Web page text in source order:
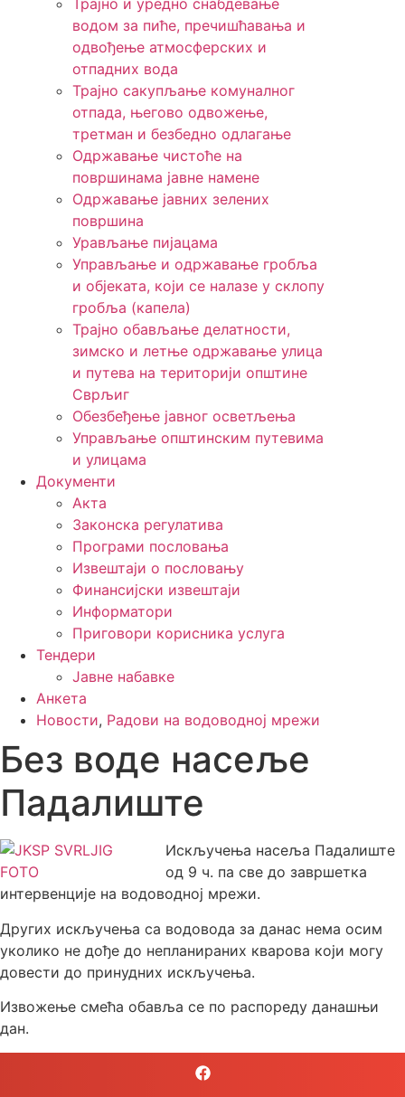
Трајно и уредно снабдевање
водом за пиће, пречишћавања и
одвођење атмосферских и
отпадних вода
Трајно сакупљање комуналног
отпада, његово одвожење,
третман и безбедно одлагање
Одржавање чистоће на
површинама јавне намене
Одржавање јавних зелених
површина
Урављање пијацама
Управљање и одржавање гробља
и објеката, који се налазе у склопу
гробља (капела)
Трајно обављање делатности,
зимско и летње одржавање улица
и путева на територији општине
Сврљиг
Обезбеђење јавног осветљења
Управљање општинским путевима
и улицама
Документи
Акта
Законска регулатива
Програми пословања
Извештаји о пословању
Финансијски извештаји
Информатори
Приговори корисника услуга
Тендери
Јавне набавке
Анкета
Новости, Радови на водоводној мрежи
Без воде насеље
Падалиште
Искључења насеља Падалиште
од 9 ч. па све до завршетка
интервенције на водоводној мрежи.
Других искључења са водовода за данас нема осим
уколико не дође до непланираних кварова који могу
довести до принудних искључења.
Извожење смећа обавља се по распореду данашњи
дан.